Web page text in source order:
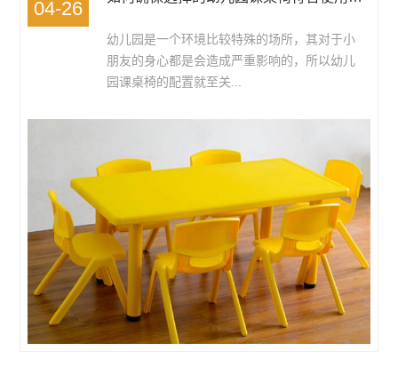
04-26
幼儿园是一个环境比较特殊的场所，其对于小
朋友的身心都是会造成严重影响的，所以幼儿
园课桌椅的配置就至关...